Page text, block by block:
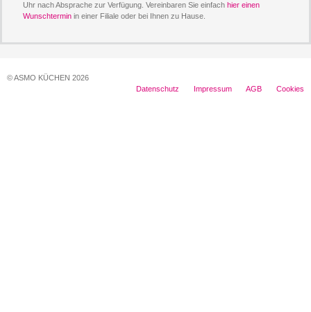
Uhr nach Absprache zur Verfügung. Vereinbaren Sie einfach hier einen
Wunschtermin in einer Filiale oder bei Ihnen zu Hause.
© ASMO KÜCHEN 2026
Datenschutz
Impressum AGB Cookies